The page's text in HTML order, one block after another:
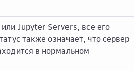
Jupyter Servers, все его
также означает, что сервер
в нормальном